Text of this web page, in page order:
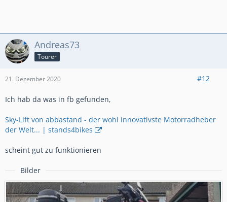
Andreas73
Tourer
21. Dezember 2020 #12
Ich hab da was in fb gefunden,
Sky-Lift von abbastand - der wohl innovativste Motorradheber
der Welt... | stands4bikes
scheint gut zu funktionieren
Bilder